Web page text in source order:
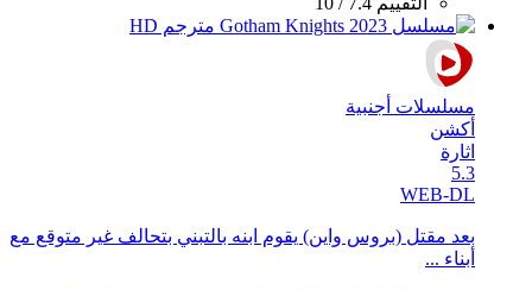
مسلسلات أجنبية
أكشن
اثارة
5.3
WEB-DL
بعد مقتل (بروس واين) يقوم ابنه بالتبني بتحالف غير متوقع مع
أبناء ...